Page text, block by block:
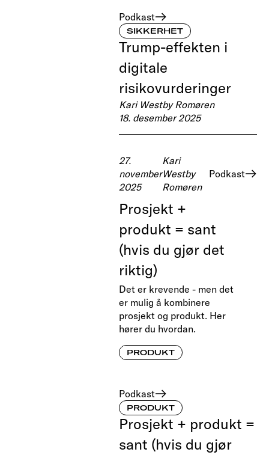
Podkast
SIKKERHET
Trump-effekten i
digitale
risikovurderinger
Kari Westby Romøren
18. desember 2025
27.
november
2025
Kari
Westby
Romøren
Podkast
Prosjekt +
produkt = sant
(hvis du gjør det
riktig)
Det er krevende - men det
er mulig å kombinere
prosjekt og produkt. Her
hører du hvordan.
PRODUKT
Podkast
PRODUKT
Prosjekt + produkt =
sant (hvis du gjør